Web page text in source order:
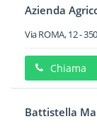
Azienda
Via ROMA, 12-
Chiama
Battistella